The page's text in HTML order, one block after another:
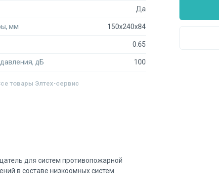
Да
мм 150x240x84
0.65
дБ 100
товары Элтех-сервис
для систем противопожарной
в составе низкоомных систем